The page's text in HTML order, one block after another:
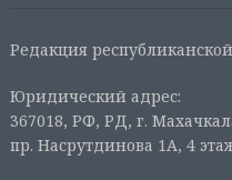
Редакция
Юридический адрес:
367018, РФ, РД, г.
пр. Насрутдинова 1А, 4